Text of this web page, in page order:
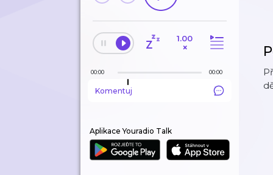
1.00
×
00:00 00:00
Komentuj
Aplikace Youradio Talk